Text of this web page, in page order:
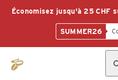
Économisez jusqu'à 25 CHF
SUMMER26